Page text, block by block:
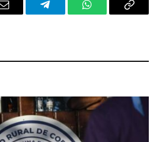
Email TelegramWhatsAppCopy